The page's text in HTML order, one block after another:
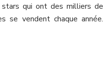
qui ont des milliers de
se vendent chaque année.